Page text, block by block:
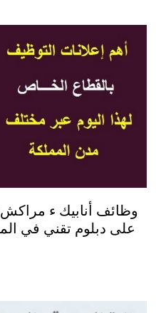
على دبلوم تقني في